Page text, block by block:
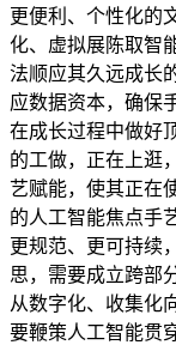
更便利、个性化的
化、虚拟展陈取智
法顺应其久远成长
应数据资本，确保
在成长过程中做好
的工做，正在上逛
艺赋能，使其正在
的人工智能焦点手
更规范、更可持续
思，需要成立跨部
从数字化、收集化
要鞭策人工智能贯